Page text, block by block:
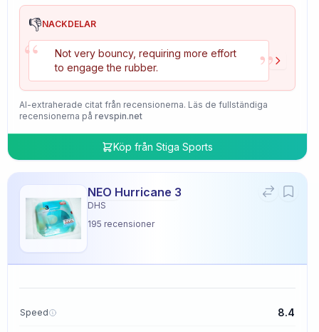
👎NACKDELAR
“
Not very bouncy, requiring more effort
to engage the rubber.
”
AI-extraherade citat från recensionerna. Läs de fullständiga
recensionerna på revspin.net
Köp från Stiga Sports
NEO Hurricane 3
DHS
195 recensioner
Speed 8.4